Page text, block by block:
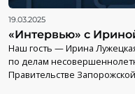
19.03.2025
«Интервью» с
Наш гость — Ирина
по делам
Правительстве